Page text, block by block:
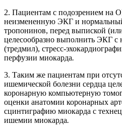
2. Пациентам с подозрением на
неизмененную ЭКГ и
тропонинов, перед выпиской
целесообразно выполнить ЭКГ с
(тредмил), стресс-
перфузии миокарда.
3. Таким же пациентам при
ишемической болезни сердца
коронарную компьютерную
оценки анатомии коронарных
сцинтиграфию миокарда с
ишемии миокарда.